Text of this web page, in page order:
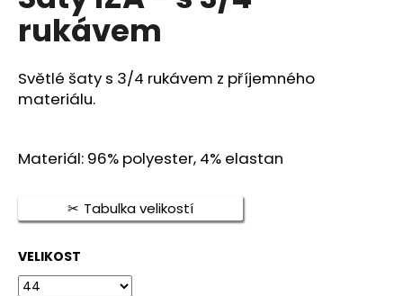
hvězdiček.
rukávem
Světlé šaty s 3/4 rukávem z příjemného
materiálu.
Materiál: 96% polyester, 4% elastan
Tabulka velikostí
VELIKOST
a
j
í
t
HLEDAT
D